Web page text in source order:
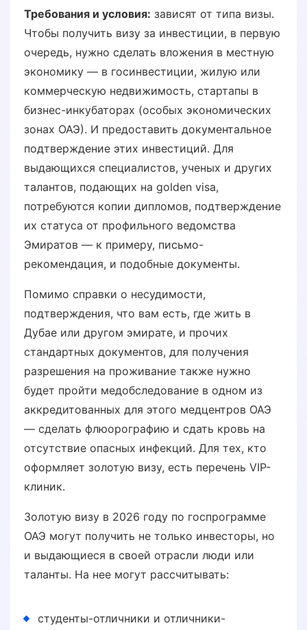
Требования и условия: зависят от типа визы.
Чтобы получить визу за инвестиции, в первую
очередь, нужно сделать вложения в местную
экономику — в госинвестиции, жилую или
коммерческую недвижимость, стартапы в
бизнес-инкубаторах (особых экономических
зонах ОАЭ). И предоставить документальное
подтверждение этих инвестиций. Для
выдающихся специалистов, ученых и других
талантов, подающих на golden visa,
потребуются копии дипломов, подтверждение
их статуса от профильного ведомства
Эмиратов — к примеру, письмо-
рекомендация, и подобные документы.
Помимо справки о несудимости,
подтверждения, что вам есть, где жить в
Дубае или другом эмирате, и прочих
стандартных документов, для получения
разрешения на проживание также нужно
будет пройти медобследование в одном из
аккредитованных для этого медцентров ОАЭ
— сделать флюорографию и сдать кровь на
отсутствие опасных инфекций. Для тех, кто
оформляет золотую визу, есть перечень VIP-
клиник.
Золотую визу в 2026 году по госпрограмме
ОАЭ могут получить не только инвесторы, но
и выдающиеся в своей отрасли люди или
таланты. На нее могут рассчитывать:
студенты-отличники и отличники-